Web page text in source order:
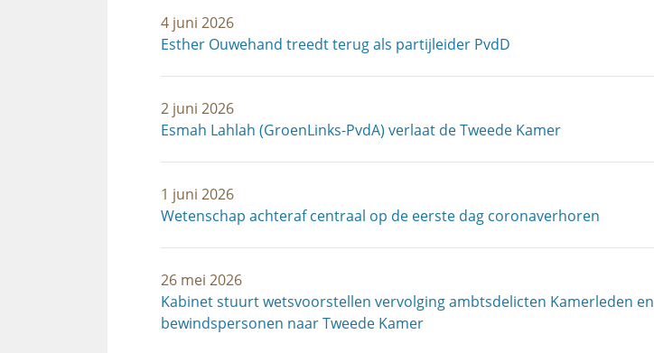
4 juni 2026
Esther Ouwehand treedt terug als partijleider PvdD
2 juni 2026
Esmah Lahlah (GroenLinks-PvdA) verlaat de Tweede Kamer
1 juni 2026
Wetenschap achteraf centraal op de eerste dag coronaverhoren
26 mei 2026
Kabinet stuurt wetsvoorstellen vervolging ambtsdelicten Kamerleden en
bewindspersonen naar Tweede Kamer